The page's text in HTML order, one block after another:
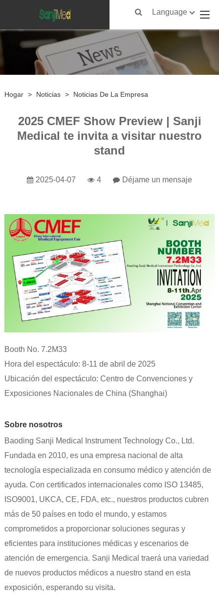
Language
Hogar > Noticias > Noticias De La Empresa
2025 CMEF Show Preview | Sanji
Medical te invita a visitar nuestro
stand
2025-04-07 4 Déjame un mensaje
Booth No. 7.2M33
Hora del espectáculo: 8-11 de abril de 2025
Ubicación del espectáculo: Centro de Convenciones y
Exposiciones Nacionales de China (Shanghai)
Sobre nosotros
Baoding Sanji Medical Instrument Technology Co., Ltd.
Fundada en 2010, es una empresa nacional de alta
tecnología especializada en consumo médico y atención de
ayuda. Con certificados internacionales como ISO 13485,
ISO9001, UKCA, CE, FDA, etc., nuestros productos cubren
más de 50 países en todo el mundo, y estamos
comprometidos a proporcionar soluciones seguras y
eficientes para instituciones médicas y escenarios de
atención de emergencia. Sanji Medical traerá una variedad
de nuevos productos médicos a nuestro stand en esta
exposición, esperando su visita.